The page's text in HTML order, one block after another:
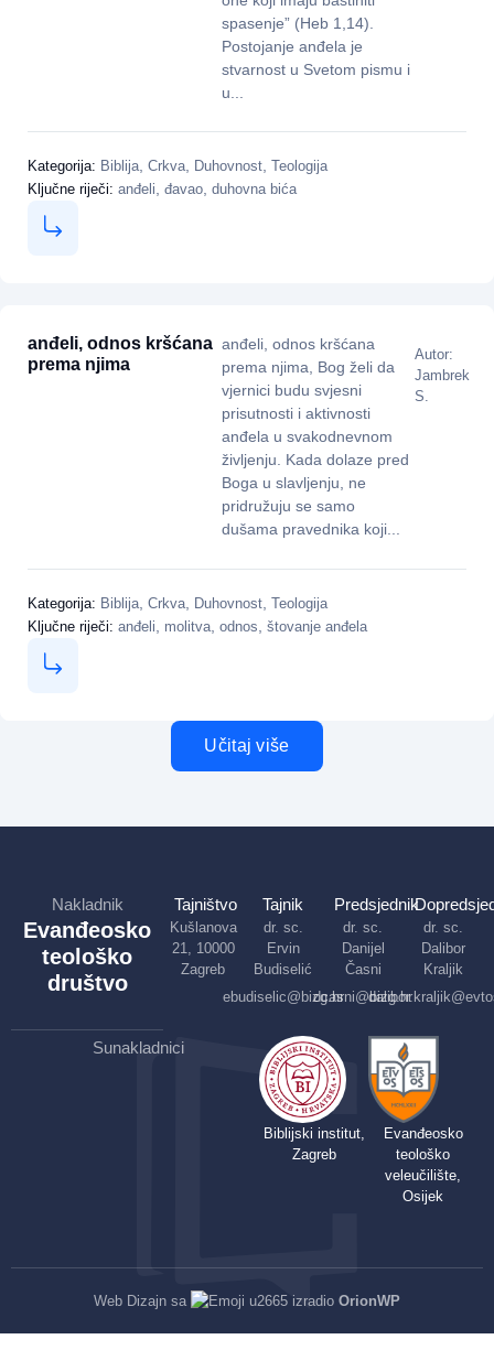
spasenje” (Heb 1,14).
Postojanje anđela je
stvarnost u Svetom pismu i
u...
Kategorija: Biblija, Crkva, Duhovnost, Teologija
Ključne riječi: anđeli, đavao, duhovna bića
anđeli, odnos kršćana
prema njima
anđeli, odnos kršćana
prema njima, Bog želi da
vjernici budu svjesni
prisutnosti i aktivnosti
anđela u svakodnevnom
življenju. Kada dolaze pred
Boga u slavljenju, ne
pridružuju se samo
dušama pravednika koji...
Autor:
Jambrek
S.
Kategorija: Biblija Crkva Duhovnost Teologija
Ključne riječi: anđeli molitva odnos štovanje anđela
Učitaj više
Nakladnik
Evanđeosko
teološko
društvo
Tajništvo
Kušlanova
21, 10000
Zagreb
Tajnik
dr. sc.
Ervin
Budiselić
ebudiselic@bizg.hr
Predsjednik
dr. sc.
Danijel
Časni
dcasni@bizg.hr
dr. sc.
Dalibor
Kraljik
Sunakladnici
Biblijski institut,
Zagreb
Evanđeosko
teološko
veleučilište,
Osijek
Web Dizajn sa izradio OrionWP